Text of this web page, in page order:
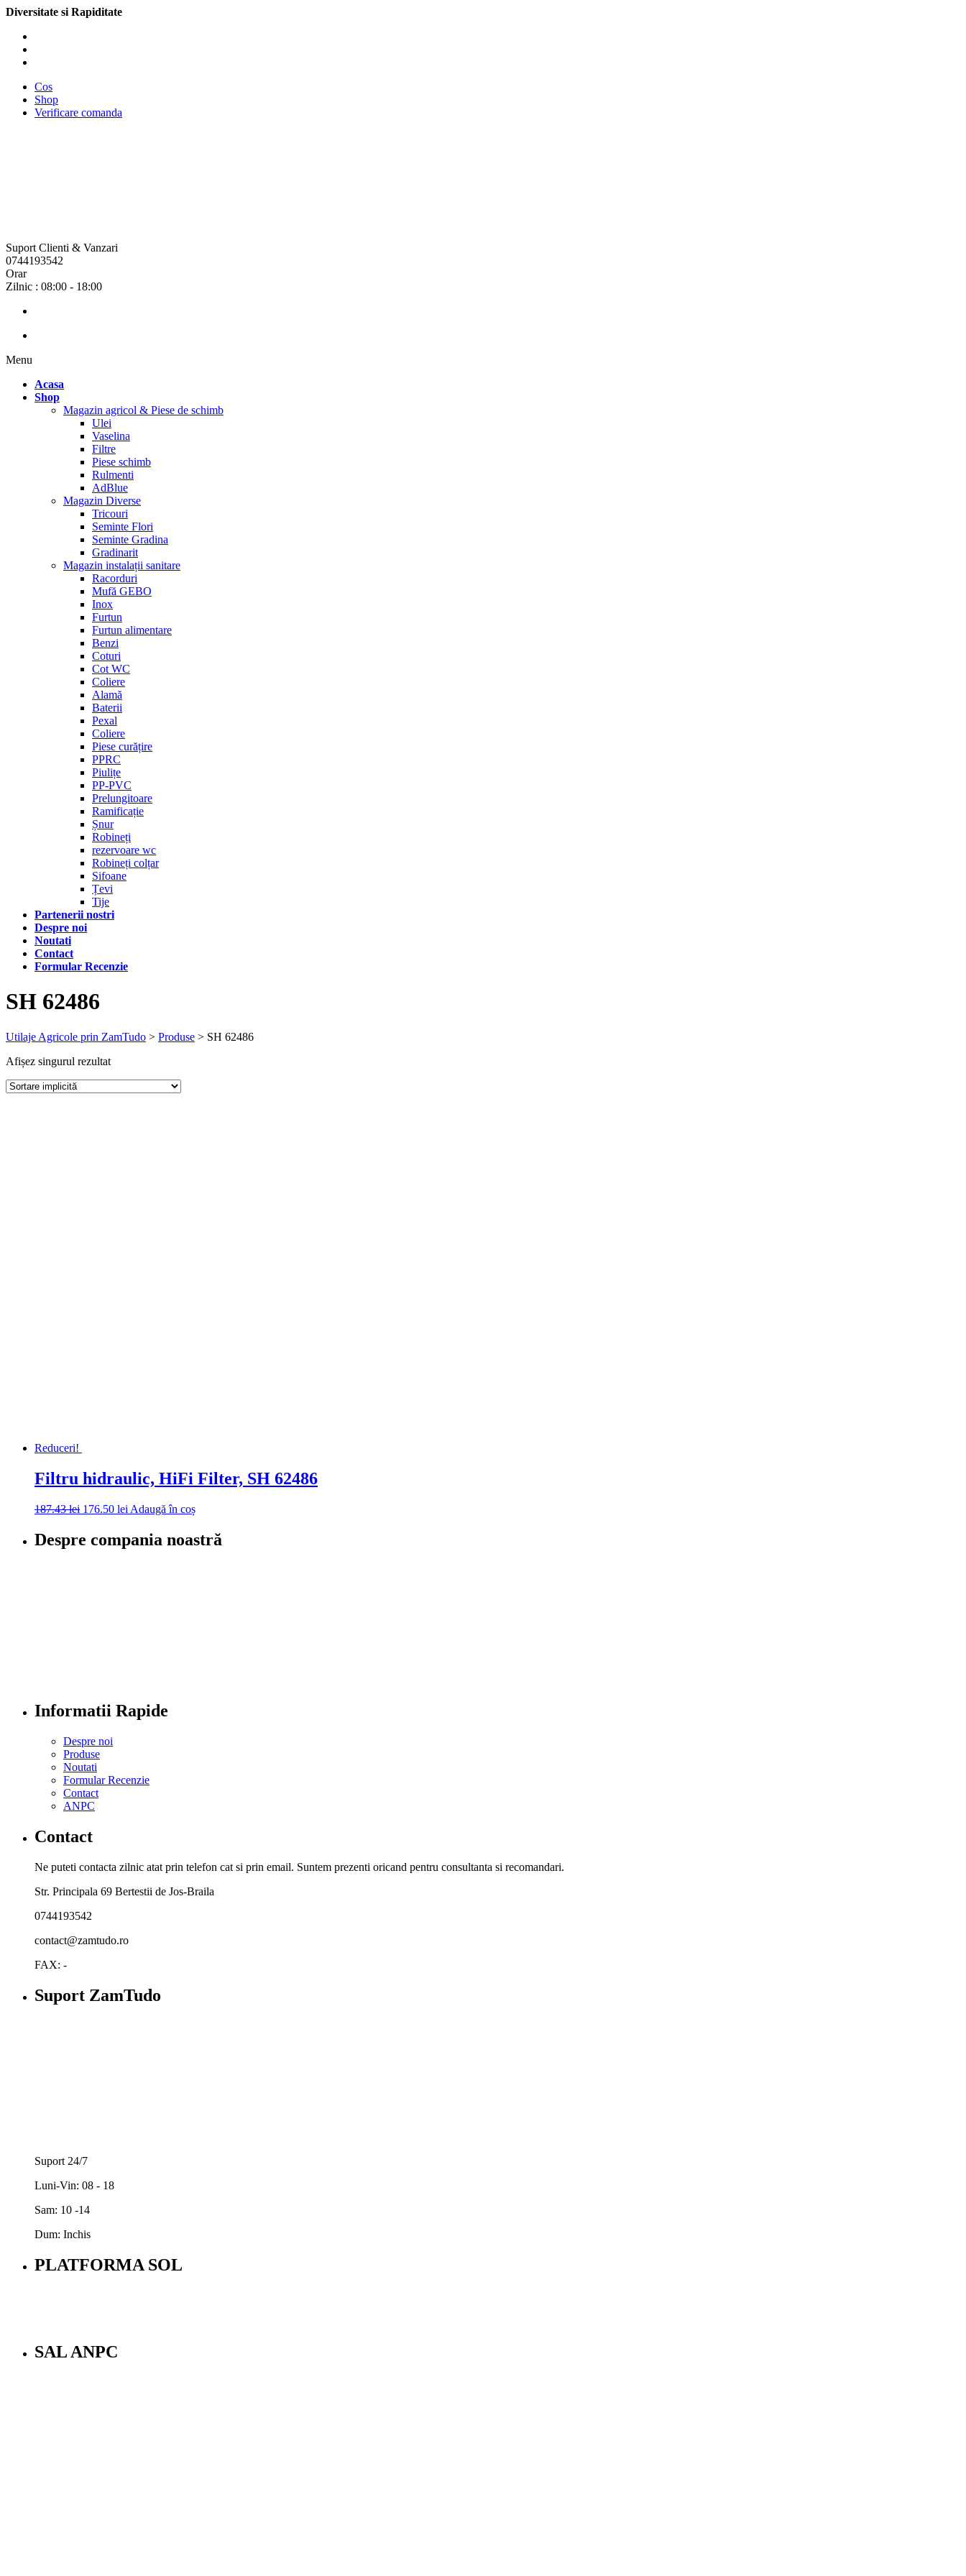
Diversitate si Rapiditate
Cos
Shop
Verificare comanda
Suport Clienti & Vanzari
0744193542
Orar
Zilnic : 08:00 - 18:00
Menu
Acasa
Shop
Magazin agricol & Piese de schimb
Ulei
Vaselina
Filtre
Piese schimb
Rulmenti
AdBlue
Magazin Diverse
Tricouri
Seminte Flori
Seminte Gradina
Gradinarit
Magazin instalații sanitare
Racorduri
Mufă GEBO
Inox
Furtun
Furtun alimentare
Benzi
Coturi
Cot WC
Coliere
Alamă
Baterii
Pexal
Coliere
Piese curățire
PPRC
Piulițe
PP-PVC
Prelungitoare
Ramificație
Șnur
Robineți
rezervoare wc
Robineți colțar
Sifoane
Țevi
Tije
Partenerii nostri
Despre noi
Noutati
Contact
Formular Recenzie
SH 62486
Utilaje Agricole prin ZamTudo > Produse > SH 62486
Afișez singurul rezultat
Reduceri!
Filtru hidraulic, HiFi Filter, SH 62486
187.43lei 176.50 lei Adaugă în coș
Despre compania noastră
Informatii Rapide
Despre noi
Produse
Noutati
Formular Recenzie
Contact
ANPC
Contact
Ne puteti contacta zilnic atat prin telefon cat si prin email. Suntem prezenti oricand pentru consultanta si recomandari.
Str. Principala 69 Bertestii de Jos-Braila
0744193542
contact@zamtudo.ro
FAX: -
Suport ZamTudo
Suport 24/7
Luni-Vin: 08 - 18
Sam: 10 -14
Dum: Inchis
PLATFORMA SOL
SAL ANPC